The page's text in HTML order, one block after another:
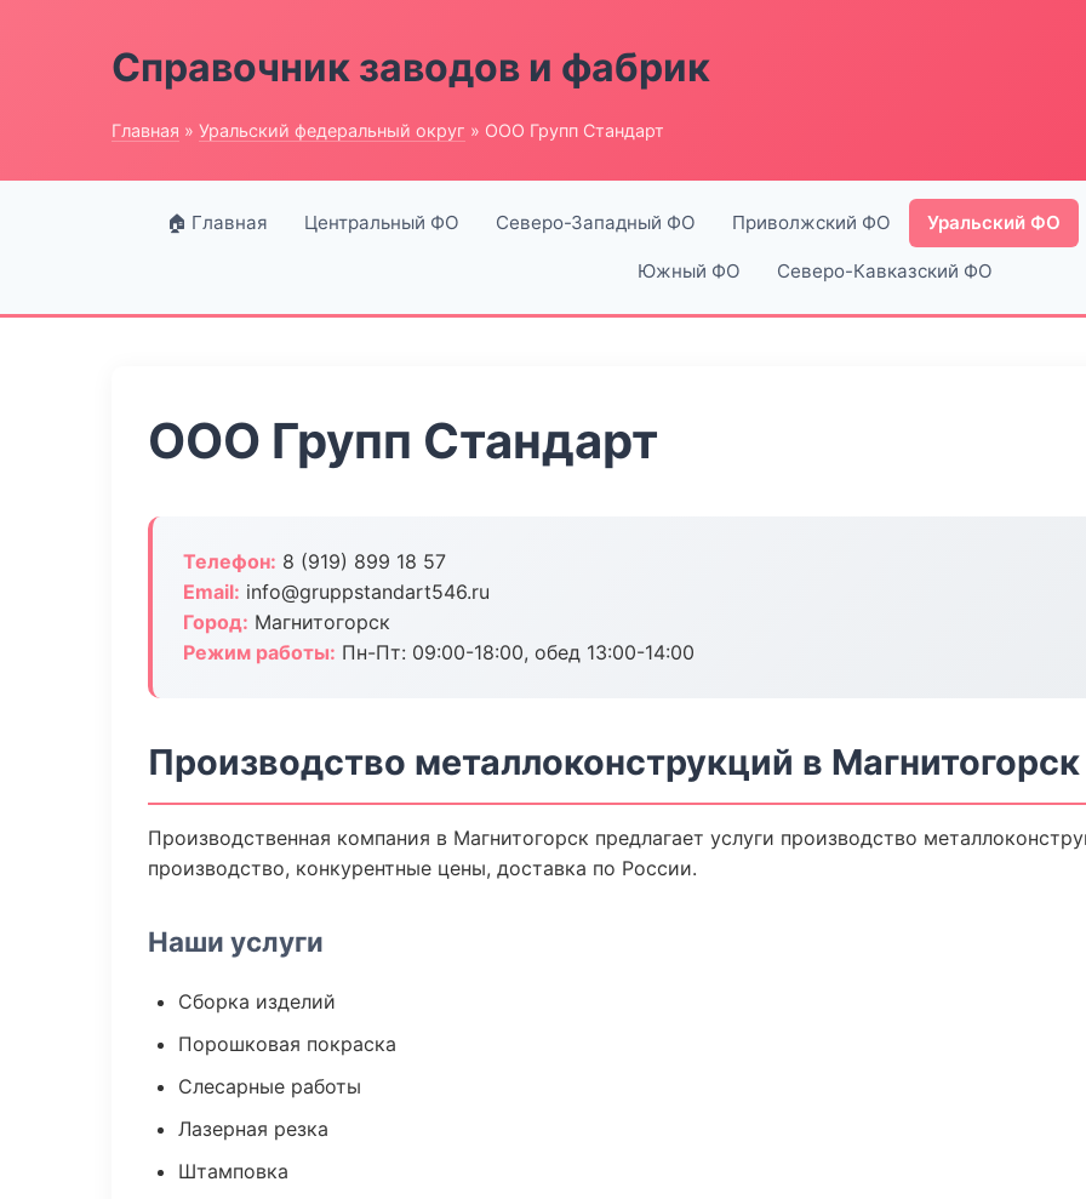
Справочник заводов и фабрик
Главная » Уральский федеральный округ » ООО Групп Стандарт
🏠 Главная Центральный ФО Северо-Западный ФО Приволжский ФО Уральский ФО
Южный ФО Северо-Кавказский ФО
ООО Групп Стандарт
Телефон: 8 (919) 899 18 57
Email: info@gruppstandart546.ru
Город: Магнитогорск
Режим работы: Пн-Пт: 09:00-18:00, обед 13:00-14:00
Производство металлоконструкций в Магнитогорск
Производственная компания в Магнитогорск предлагает услуги производство
производство, конкурентные цены, доставка по России.
Наши услуги
Сборка изделий
Порошковая покраска
Слесарные работы
Лазерная резка
Штамповка